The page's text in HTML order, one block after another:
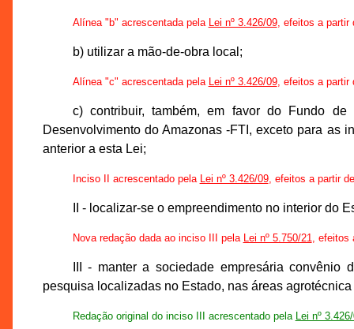
Alínea "b" acrescentada pela Lei nº 3.426/09, efeitos a partir
b) utilizar a mão-de-obra local;
Alínea "c" acrescentada pela Lei nº 3.426/09, efeitos a partir
c) contribuir, também, em favor do Fundo de
Desenvolvimento do Amazonas -FTI, exceto para as
anterior a esta Lei;
Inciso II acrescentado pela Lei nº 3.426/09, efeitos a partir
II - localizar-se o empreendimento no interior do
Nova redação dada ao inciso III pela Lei nº 5.750/21, efeitos
III - manter a sociedade empresária
pesquisa localizadas no Estado, nas áreas
Redação original do inciso III acrescentado pela Lei nº